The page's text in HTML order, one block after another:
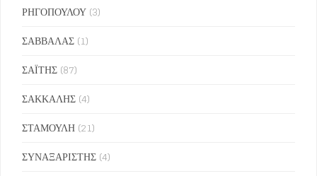
ΡΗΓΟΠΟΥΛΟΥ (3)
ΣΑΒΒΑΛΑΣ (1)
ΣΑΪΤΗΣ (87)
ΣΑΚΚΑΛΗΣ (4)
ΣΤΑΜΟΥΛΗ (21)
ΣΥΝΑΞΑΡΙΣΤΗΣ (4)